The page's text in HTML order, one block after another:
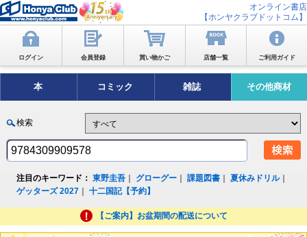
オンライン書店
【ホンヤクラブドットコム】
ログイン 会員登録 買い物かご 店舗一覧 ご利用ガイド
本 コミック 雑誌 その他商材
検索
注目のキーワード： 東野圭吾 グローグー ｜課題図書 ｜夏休みドリル｜
ゲッターズ 2027 ｜十二国記【予約】
【ご案内】お盆期間の配送について